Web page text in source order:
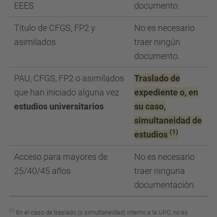
EEES
documento.
Título de CFGS, FP2 y
asimilados
No es necesario
traer ningún
documento.
PAU, CFGS, FP2 o asimilados
que han iniciado alguna vez
estudios universitarios
Traslado de
expediente o, en
su caso,
simultaneidad de
estudios (1)
Acceso para mayores de
25/40/45 años
No es necesario
traer ninguna
documentación.
(1) En el caso de traslado (o simultaneidad) interno a la UPC, no es